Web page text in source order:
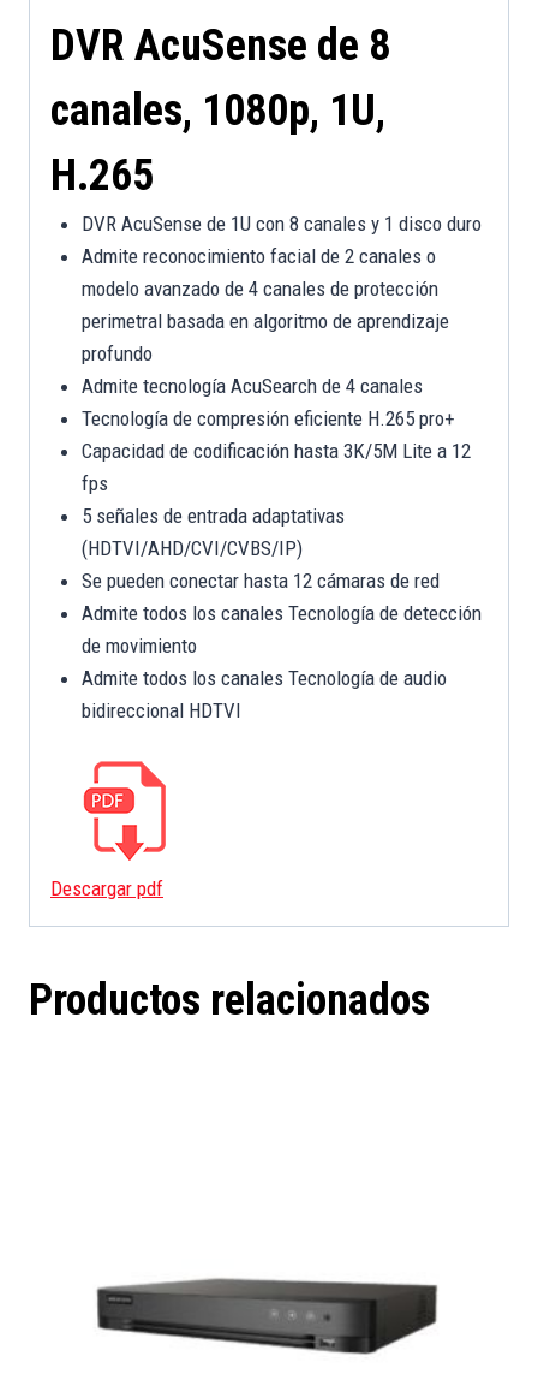
DVR AcuSense de 8
canales, 1080p, 1U,
H.265
DVR AcuSense de 1U con 8 canales y 1 disco duro
Admite reconocimiento facial de 2 canales o
modelo avanzado de 4 canales de protección
perimetral basada en algoritmo de aprendizaje
profundo
Admite tecnología AcuSearch de 4 canales
Tecnología de compresión eficiente H.265 pro+
Capacidad de codificación hasta 3K/5M Lite a 12
fps
5 señales de entrada adaptativas
(HDTVI/AHD/CVI/CVBS/IP)
Se pueden conectar hasta 12 cámaras de red
Admite todos los canales Tecnología de detección
de movimiento
Admite todos los canales Tecnología de audio
bidireccional HDTVI
Descargar pdf
Productos relacionados